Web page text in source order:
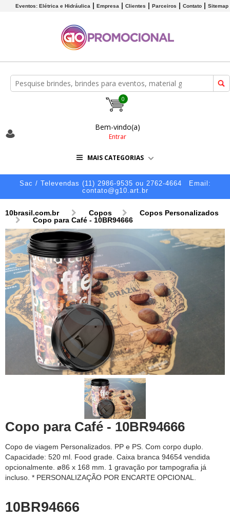
Eventos: Elétrica e Hidráulica Empresa Clientes Parceiros Contato Sitemap
0
Bem-vindo(a)
Entrar
MAIS CATEGORIAS
Sac / Televendas (11) 2986-9535 ou 2762-4664
Email:
contato@g10.art.br
10brasil.com.br Copos
Copos Personalizados
Copo para Café - 10BR94666
Copo para Café - 10BR94666
Copo de viagem Personalizados. PP e PS. Com corpo duplo.
Capacidade: 520 ml. Food grade. Caixa branca 94654 vendida
opcionalmente. ø86 x 168 mm. 1 gravação por tampografia já
incluso. * PERSONALIZAÇÃO POR ENCARTE OPCIONAL.
10BR94666